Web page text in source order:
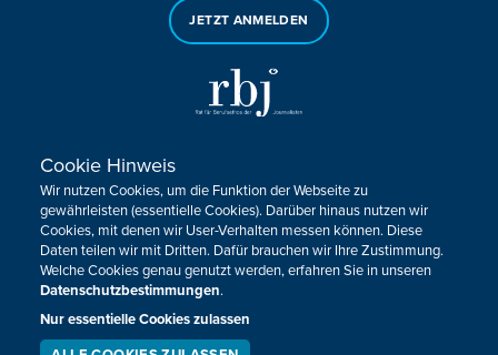
JETZT ANMELDEN
Sie haben noch Fragen oder Anmerkungen?
KONTAKTIEREN SIE UNS!
Impressum Datenschutz Kontakt
Barrierefreiheit
Cookie-Zustimmung anpassen
Design, Konzept & Programmierung:
Cookie Hinweis
Wir nutzen Cookies, um die Funktion der Webseite zu
gewährleisten (essentielle Cookies). Darüber hinaus nutzen wir
Cookies, mit denen wir User-Verhalten messen können. Diese
Daten teilen wir mit Dritten. Dafür brauchen wir Ihre Zustimmung.
Welche Cookies genau genutzt werden, erfahren Sie in unseren
Datenschutzbestimmungen.
Nur essentielle Cookies zulassen